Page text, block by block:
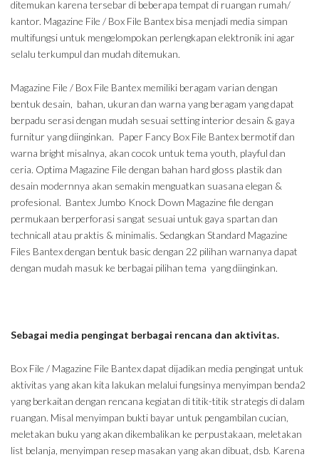
ditemukan karena tersebar di beberapa tempat di ruangan rumah/
kantor. Magazine File / Box File Bantex bisa menjadi media simpan
multifungsi untuk mengelompokan perlengkapan elektronik ini agar
selalu terkumpul dan mudah ditemukan.
Magazine File / Box File Bantex memiliki beragam varian dengan
bentuk desain, bahan, ukuran dan warna yang beragam yang dapat
berpadu serasi dengan mudah sesuai setting interior desain & gaya
furnitur yang diinginkan. Paper Fancy Box File Bantex bermotif dan
warna bright misalnya, akan cocok untuk tema youth, playful dan
ceria. Optima Magazine File dengan bahan hard gloss plastik dan
desain modernnya akan semakin menguatkan suasana elegan &
profesional. Bantex Jumbo Knock Down Magazine file dengan
permukaan berperforasi sangat sesuai untuk gaya spartan dan
technicall atau praktis & minimalis. Sedangkan Standard Magazine
Files Bantex dengan bentuk basic dengan 22 pilihan warnanya dapat
dengan mudah masuk ke berbagai pilihan tema yang diinginkan.
Sebagai media pengingat berbagai rencana dan aktivitas.
Box File / Magazine File Bantex dapat dijadikan media pengingat untuk
aktivitas yang akan kita lakukan melalui fungsinya menyimpan benda2
yang berkaitan dengan rencana kegiatan di titik-titik strategis di dalam
ruangan. Misal menyimpan bukti bayar untuk pengambilan cucian,
meletakan buku yang akan dikembalikan ke perpustakaan, meletakan
list belanja, menyimpan resep masakan yang akan dibuat, dsb. Karena